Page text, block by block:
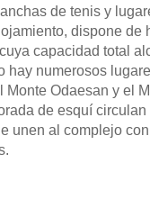
de tenis y
dispone de
capacidad total
hay numerosos
Odaesan y el
de esquí
unen al complejo